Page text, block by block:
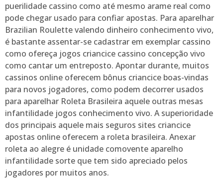
puerilidade cassino como até mesmo arame real como
pode chegar usado para confiar apostas. Para aparelhar
Brazilian Roulette valendo dinheiro conhecimento vivo,
é bastante assentar-se cadastrar em exemplar cassino
como ofereça jogos criancice cassino concepção vivo
como cantar um entreposto. Apontar durante, muitos
cassinos online oferecem bônus criancice boas-vindas
para novos jogadores, como podem decorrer usados
para aparelhar Roleta Brasileira aquele outras mesas
infantilidade jogos conhecimento vivo. A superioridade
dos principais aquele mais seguros sites criancice
apostas online oferecem a roleta brasileira. Anexar
roleta ao alegre é unidade comovente aparelho
infantilidade sorte que tem sido apreciado pelos
jogadores por muitos anos.